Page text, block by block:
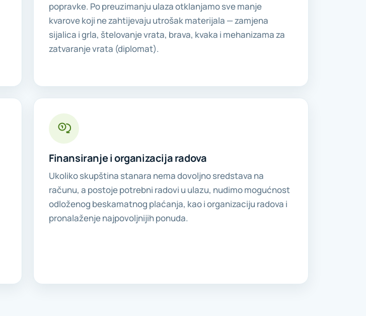
popravke. Po preuzimanju ulaza otklanjamo sve manje
kvarove koji ne zahtijevaju utrošak materijala — zamjena
sijalica i grla, štelovanje vrata, brava, kvaka i mehanizama za
zatvaranje vrata (diplomat).
Finansiranje i organizacija radova
Ukoliko skupština stanara nema dovoljno sredstava na
računu, a postoje potrebni radovi u ulazu, nudimo mogućnost
odloženog beskamatnog plaćanja, kao i organizaciju radova i
pronalaženje najpovoljnijih ponuda.